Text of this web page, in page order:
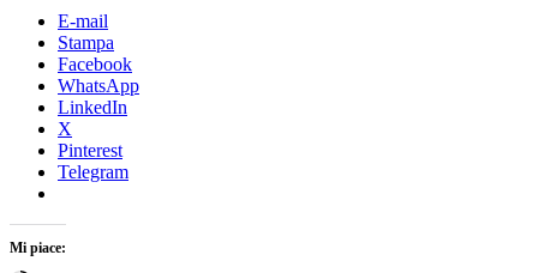
E-mail
Stampa
Facebook
WhatsApp
LinkedIn
X
Pinterest
Telegram
Mi piace: